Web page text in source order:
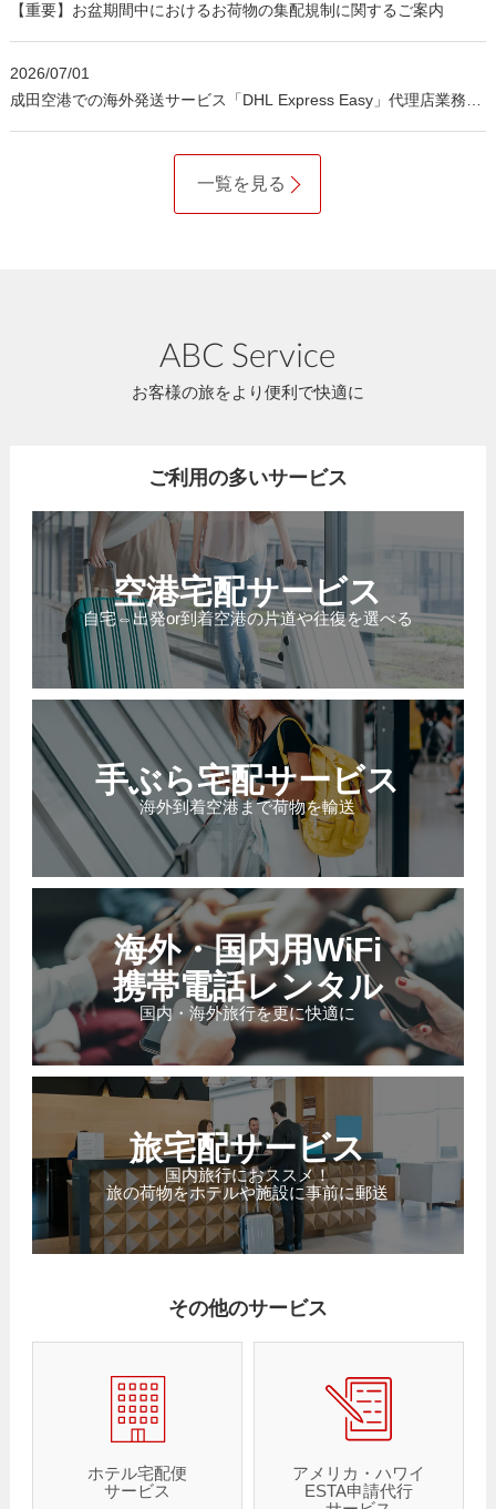
【重要】お盆期間中におけるお荷物の集配規制に関するご案内
2026/07/01
成田空港での海外発送サービス「DHL Express Easy」代理店業務の
開始について
一覧を見る
ABC Service
お客様の旅をより便利で快適に
ご利用の多いサービス
空港宅配サービス
自宅⇔出発or到着空港の片道や往復を選べる
手ぶら宅配サービス
海外到着空港まで荷物を輸送
海外・国内用WiFi
携帯電話レンタル
国内・海外旅行を更に快適に
旅宅配サービス
国内旅行におススメ！
旅の荷物をホテルや施設に事前に郵送
その他のサービス
ホテル宅配便
サービス
アメリカ・ハワイ
ESTA申請代行